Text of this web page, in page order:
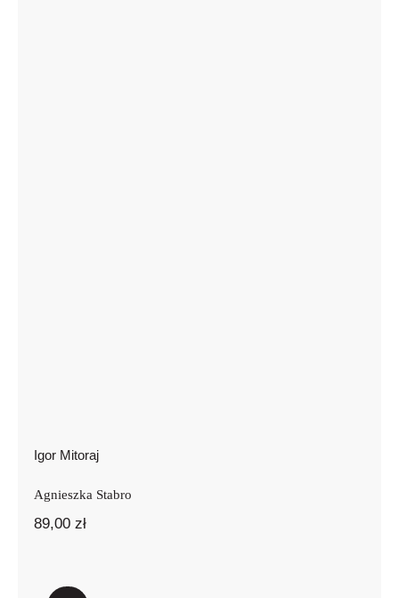
Igor Mitoraj
Agnieszka Stabro
89,00 zł